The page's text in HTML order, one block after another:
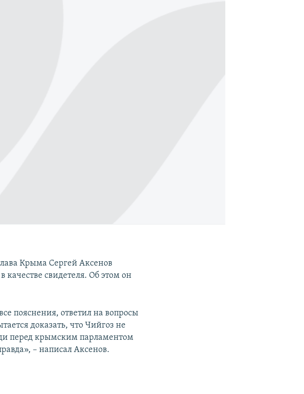
Крыма Сергей Аксенов
качестве свидетеля. Об этом он
пояснения, ответил на вопросы
доказать, что Чийгоз не
перед крымским парламентом
– написал Аксенов.